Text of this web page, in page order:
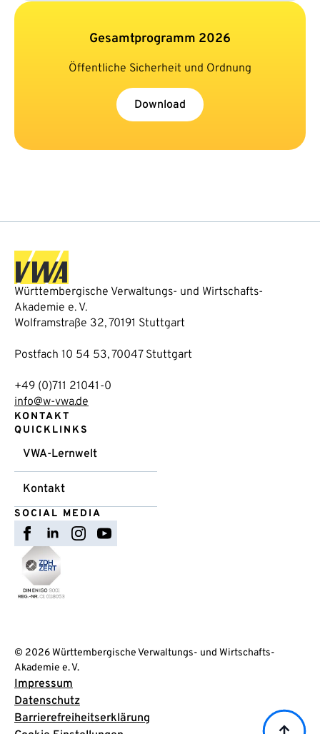
Gesamtprogramm 2026
Öffentliche Sicherheit und Ordnung
Download
Württembergische Verwaltungs- und Wirtschafts-
Akademie e. V.
Wolframstraße 32, 70191 Stuttgart
Postfach 10 54 53, 70047 Stuttgart
+49 (0)711 21041-0
info@w-vwa.de
KONTAKT
QUICKLINKS
VWA-Lernwelt
Kontakt
SOCIAL MEDIA
© 2026 Württembergische Verwaltungs- und Wirtschafts-
Akademie e. V.
Impressum
Datenschutz
Barrierefreiheitserklärung